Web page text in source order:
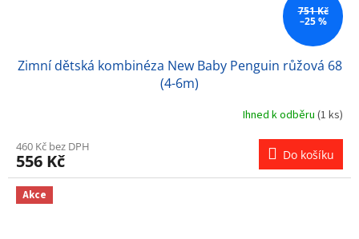
751 Kč
–25 %
Zimní dětská kombinéza New Baby Penguin růžová 68
(4-6m)
Ihned k odběru (1 ks)
460 Kč bez DPH
556 Kč Do košíku
Akce